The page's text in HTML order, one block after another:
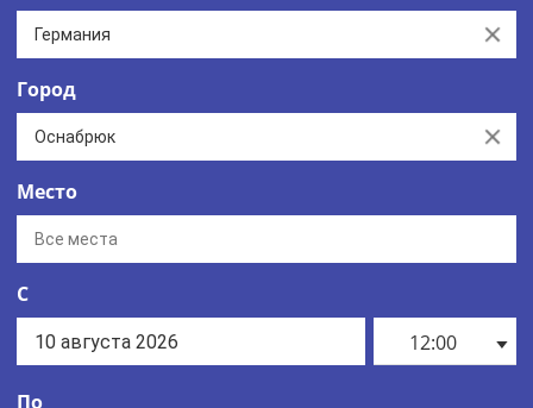
Clear
Город
Clear
Место
С
12:00
По